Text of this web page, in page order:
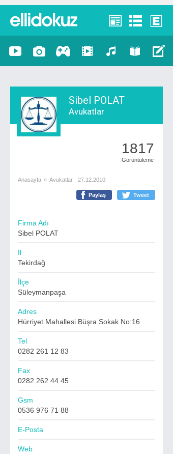
Sibel POLAT
Avukatlar
1817
Görüntüleme
Anasayfa » Avukatlar 27.12.2010
Paylaş Tweet
Firma Adı
Sibel POLAT
İl
Tekirdağ
İlçe
Süleymanpaşa
Adres
Hürriyet Mahallesi Büşra Sokak No:16
Tel
0282 261 12 83
Fax
0282 262 44 45
Gsm
0536 976 71 88
E-Posta
Web